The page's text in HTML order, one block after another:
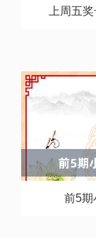
上周五
前5期